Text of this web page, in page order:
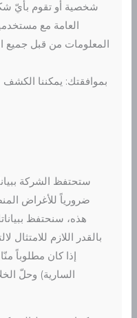
شخصية أو تقوم بأيّ
العامة مع
المعلومات من قبل جميع
بموافقتك: يمكننا
ستحتفظ الشركة
ضرورياً للأغراض
هذه، سنحتفظ
بالقدر اللازم للامتثال
إذا كان مطلوباً
السارية) وحلّ